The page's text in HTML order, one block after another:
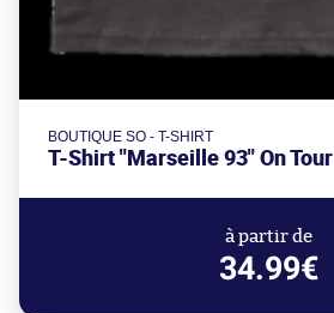
BOUTIQUE SO - T-SHIRT
T-Shirt "Marseille 93" On Tour
à partir de
34.99€